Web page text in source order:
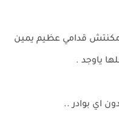
٥ دقايق لو مكنتش قدامي عظيم يمين
ياوجد .
اي بوادر ..